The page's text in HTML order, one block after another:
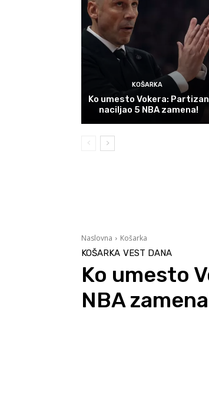
KOŠARKA
Ko umesto Vokera: Partizan
naciljao 5 NBA zamena!